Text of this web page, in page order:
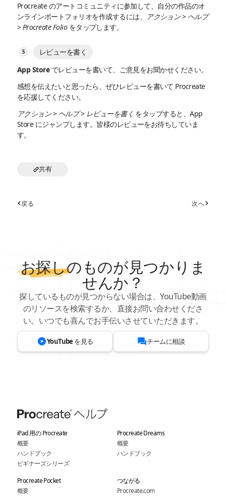
Procreate のアートコミュニティに参加して、自分の作品のオ
ンラインポートフォリオを作成するには、
アクション> ヘルプ
>Procreate Folioをタップします。
レビューを書く
App Store でレビューを書いて、ご意見をお聞かせください。
感想を伝えたいと思ったら、ぜひレビューを書いて Procreate
を応援してください。
アクション> ヘルプ> レビューを書く をタップすると、App
Store にジャンプします。皆様のレビューをお待ちしていま
す。
共有
戻る 次へ
お探しのものが見つかりま
せんか？
探しているものが見つからない場合は、YouTube動画
のリソースを検索するか、直接お問い合わせくださ
い。いつでも喜んでお手伝いさせていただきます。
YouTube を見る チームに相談
iPad 用の Procreate
概要
ハンドブック
ビギナーズシリーズ
Procreate Dreams
概要
ハンドブック
Procreate Pocket
概要
つながる
Procreate.com